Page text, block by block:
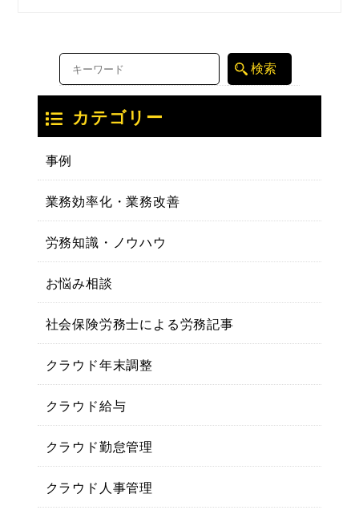
カテゴリー
事例
業務効率化・業務改善
労務知識・ノウハウ
お悩み相談
社会保険労務士による労務記事
クラウド年末調整
クラウド給与
クラウド勤怠管理
クラウド人事管理